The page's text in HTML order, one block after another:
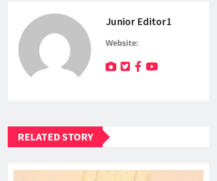
Junior Editor1
Website:
RELATED STORY